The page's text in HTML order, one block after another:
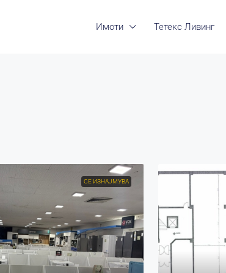
Имоти Тетекс Ливинг
СЕ ИЗНАЈМУВА